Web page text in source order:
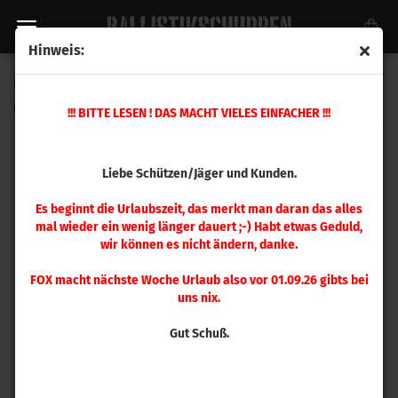
Hinweis:
!!! BITTE LESEN ! DAS MACHT VIELES EINFACHER !!!
Liebe Schützen/Jäger und Kunden.
Es beginnt die Urlaubszeit, das merkt man daran das alles
mal wieder ein wenig länger dauert ;-) Habt etwas Geduld,
wir können es nicht ändern, danke.
FOX macht nächste Woche Urlaub also vor 01.09.26 gibts bei
uns nix.
Gut Schuß.
398288)